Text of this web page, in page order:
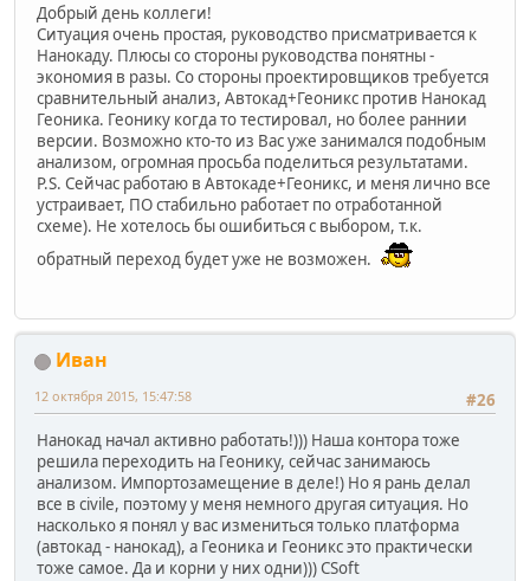
Добрый день коллеги!
Ситуация очень простая, руководство присматривается к
Нанокаду. Плюсы со стороны руководства понятны -
экономия в разы. Со стороны проектировщиков требуется
сравнительный анализ, Автокад+Геоникс против Нанокад
Геоника. Геонику когда то тестировал, но более раннии
версии. Возможно кто-то из Вас уже занимался подобным
анализом, огромная просьба поделиться результатами.
P.S. Сейчас работаю в Автокаде+Геоникс, и меня лично все
устраивает, ПО стабильно работает по отработанной
схеме). Не хотелось бы ошибиться с выбором, т.к.
обратный переход будет уже не возможен.
Иван
#26
12 октября 2015, 15:47:58
Нанокад начал активно работать!))) Наша контора тоже
решила переходить на Геонику, сейчас занимаюсь
анализом. Импортозамещение в деле!) Но я рань делал
все в civilе, поэтому у меня немного другая ситуация. Но
насколько я понял у вас измениться только платформа
(автокад - нанокад), а Геоника и Геоникс это практически
тоже самое. Да и корни у них одни))) CSoft